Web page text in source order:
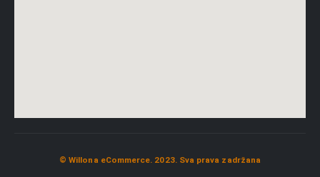
© Willona eCommerce. 2023. Sva prava zadržana